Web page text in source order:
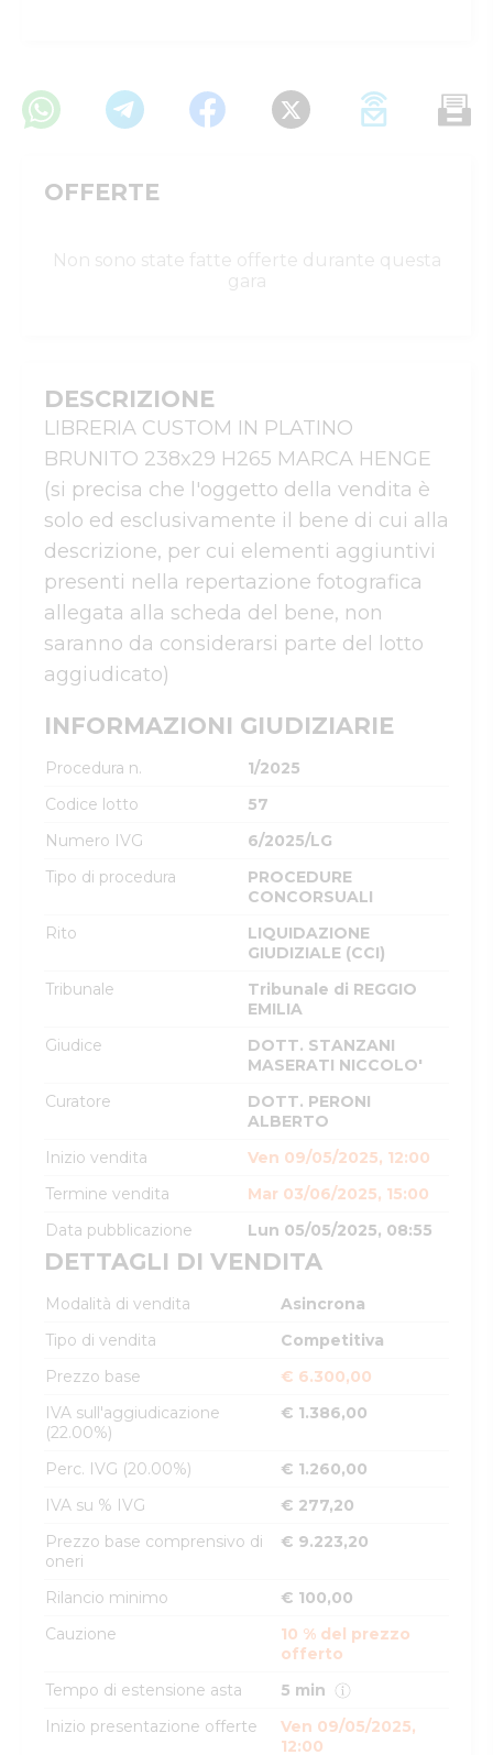
OFFERTE
Non sono state fatte offerte durante questa
gara
DESCRIZIONE
LIBRERIA CUSTOM IN PLATINO
BRUNITO 238x29 H265 MARCA HENGE
(si precisa che l'oggetto della vendita è
solo ed esclusivamente il bene di cui alla
descrizione, per cui elementi aggiuntivi
presenti nella repertazione fotografica
allegata alla scheda del bene, non
saranno da considerarsi parte del lotto
aggiudicato)
INFORMAZIONI GIUDIZIARIE
Procedura n.
1/2025
Codice lotto
57
Numero IVG
6/2025/LG
Tipo di procedura
PROCEDURE
CONCORSUALI
Rito
LIQUIDAZIONE
GIUDIZIALE (CCI)
Tribunale
Tribunale di REGGIO
EMILIA
Giudice
DOTT. STANZANI
MASERATI NICCOLO'
Curatore
DOTT. PERONI
ALBERTO
Inizio vendita
Ven 09/05/2025, 12:00
Termine vendita
Mar 03/06/2025, 15:00
Data pubblicazione
Lun 05/05/2025, 08:55
DETTAGLI DI VENDITA
Modalità di vendita
Asincrona
Tipo di vendita
Competitiva
Prezzo base
€ 6.300,00
IVA sull'aggiudicazione
(22.00%)
€ 1.386,00
Perc. IVG (20.00%)
€ 1.260,00
IVA su % IVG
€ 277,20
Prezzo base comprensivo di
oneri
€ 9.223,20
Rilancio minimo
€ 100,00
Cauzione
10 % del prezzo
offerto
Tempo di estensione asta
5 min
Inizio presentazione offerte
Ven 09/05/2025,
12:00